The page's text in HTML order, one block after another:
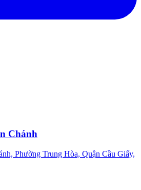
Chánh
Phường Trung Hòa, Quận Cầu Giấy,